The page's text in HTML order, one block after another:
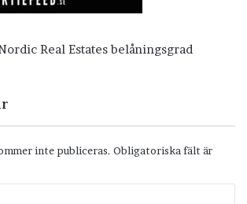
Real Estates belåningsgrad
inte publiceras. Obligatoriska fält är